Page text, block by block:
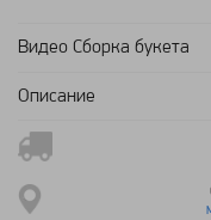
Видео Сборка букета
Описание